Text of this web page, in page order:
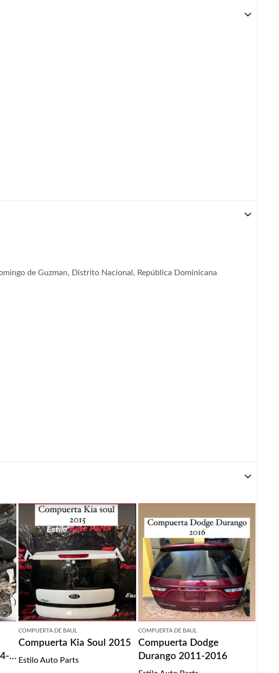
de Guzman, Distrito Nacional, República Dominicana
COMPUERTA DE BAUL
Compuerta Kia Soul 2015
Estilo Auto Parts
COMPUERTA DE BAUL
Compuerta Dodge
Durango 2011-2016